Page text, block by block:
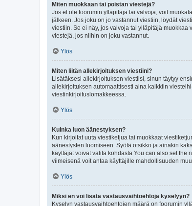
Miten muokkaan tai poistan viestejä?
Jos et ole foorumin ylläpitäjä tai valvoja, voit
jälkeen. Jos joku on jo vastannut viestiin, löydät
viestiin. Se ei näy, jos valvoja tai ylläpitäjä
viestejä, jos niihin on joku vastannut.
Ylös
Miten liitän allekirjoituksen viestiini?
Lisätäksesi allekirjoituksen viestiisi, sinun täytyy
allekirjoituksen automaattisesti aina kaikkiin
viestinkirjoituslomakkeessa.
Ylös
Kuinka luon äänestyksen?
Kun kirjoitat uuta viestiketjua tai muokkaat
äänestysten luomiseen. Syötä otsikko ja ainakin
käyttäjät voivat valita kohdasta You can also set the
viimeisenä voit antaa käyttäjille mahdollisuuden
Ylös
Miksi en voi lisätä vastausvaihtoehtoja kyselyyn?
Kyselyn vastausvaihtoehtojen määrä on foorumin